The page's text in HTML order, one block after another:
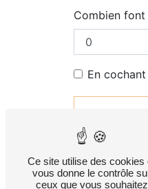
Combien
En
** Les données
répondre à votre
d’opposition, de
pouvez exercer
Ce site utilise des cookies
vous donne le contrôle
ceux que vous souhaitez